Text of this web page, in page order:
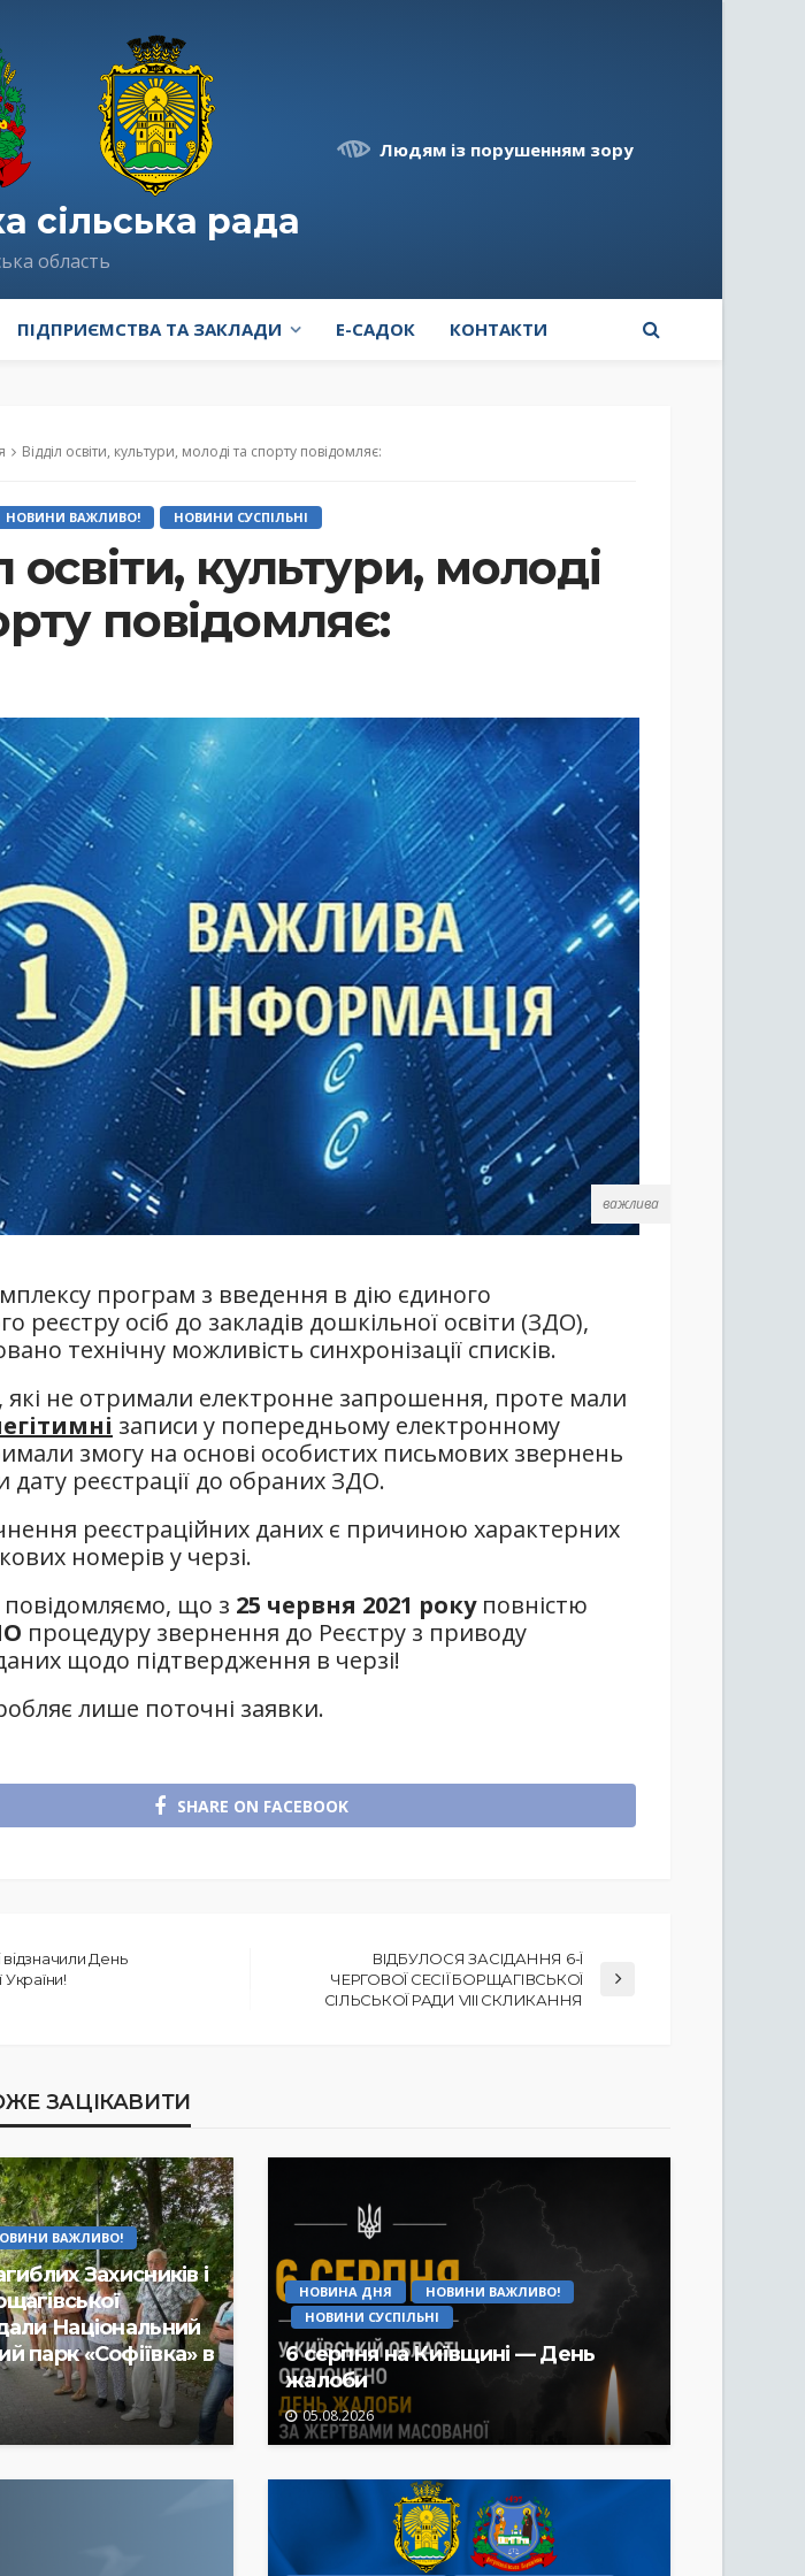
сільська рада
область
Людям із порушенням зору
ПІДПРИЄМСТВА ТА ЗАКЛАДИ E-САДОК КОНТАКТИ
Відділ освіти, культури, молоді та спорту повідомляє:
НОВИНИ ВАЖЛИВО! НОВИНИ СУСПІЛЬНІ
освіти, культури, молоді
повідомляє:
важлива
програм з введення в дію єдиного
реєстру осіб до закладів дошкільної освіти (ЗДО),
технічну можливість синхронізації списків.
які не отримали електронне запрошення, проте мали
записи у попередньому електронному
змогу на основі особистих письмових звернень
дату реєстрації до обраних ЗДО.
реєстраційних даних є причиною характерних
номерів у черзі.
що з 25 червня 2021 рокуповністю
процедуру звернення до Реєстру з приводу
щодо підтвердження в черзі!
лише поточні заявки.
SHARE ON FACEBOOK
відзначили День
України!
ВІДБУЛОСЯ ЗАСІДАННЯ 6-Ї
ЧЕРГОВОЇ СЕСІЇ БОРЩАГІВСЬКОЇ
СІЛЬСЬКОЇ РАДИ VIII СКЛИКАННЯ
ЗАЦІКАВИТИ
ВАЖЛИВО!
Захисників і
Національний
парк «Софіївка» в
НОВИНА ДНЯ
НОВИНИ ВАЖЛИВО!
НОВИНИ СУСПІЛЬНІ
6 серпня на Київщині — День
жалоби
05.08.2026